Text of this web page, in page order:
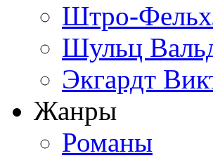
Штро-
Шульц
Экгардт
Жанры
Романы